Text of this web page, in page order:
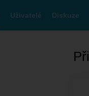
Uživatelé Diskuze